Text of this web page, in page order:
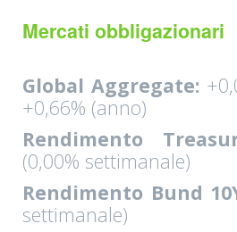
Mercati obbligazionari
Global Aggregate:
+0,66% (anno)
Rendimento
(0,00% settimanale)
Rendimento Bund
settimanale)